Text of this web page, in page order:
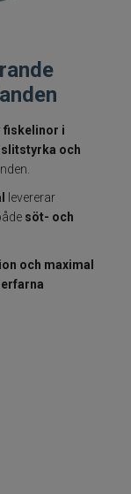
fiskelinor i
och
levererar
söt- och
och maximal